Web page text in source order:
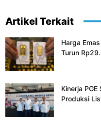
Artikel Terkait
Harga
Turun
Kinerja
Produksi